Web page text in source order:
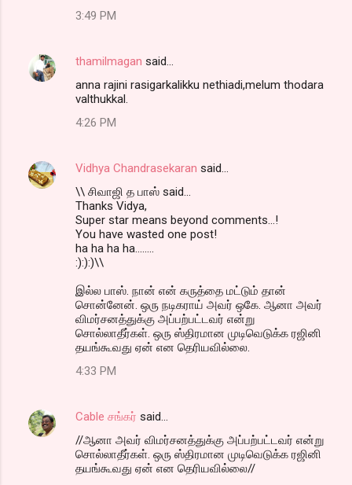
3:49 PM
thamilmagan said…
anna rajini rasigarkalikku nethiadi,melum thodara
valthukkal.
4:26 PM
Vidhya Chandrasekaran said…
\\ சிவாஜி த பாஸ் said...
Thanks Vidya,
Super star means beyond comments...!
You have wasted one post!
ha ha ha ha........
:):):)\\
இல்ல பாஸ். நான் என் கருத்தை மட்டும் தான்
சொன்னேன். ஒரு நடிகராய் அவர் ஒகே. ஆனா அவர்
விமர்சனத்துக்கு அப்பற்பட்டவர் என்று
சொல்லாதீர்கள். ஒரு ஸ்திரமான முடிவெடுக்க ரஜினி
தயங்கூவது ஏன் என தெரியவில்லை.
4:33 PM
Cable சங்கர் said…
//ஆனா அவர் விமர்சனத்துக்கு அப்பற்பட்டவர் என்று
சொல்லாதீர்கள். ஒரு ஸ்திரமான முடிவெடுக்க ரஜினி
தயங்கூவது ஏன் என தெரியவில்லை//